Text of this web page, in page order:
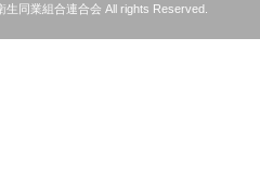
同業組合連合会 All rights Reserved.